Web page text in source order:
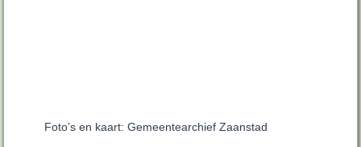
Foto’s en kaart: Gemeentearchief Zaanstad